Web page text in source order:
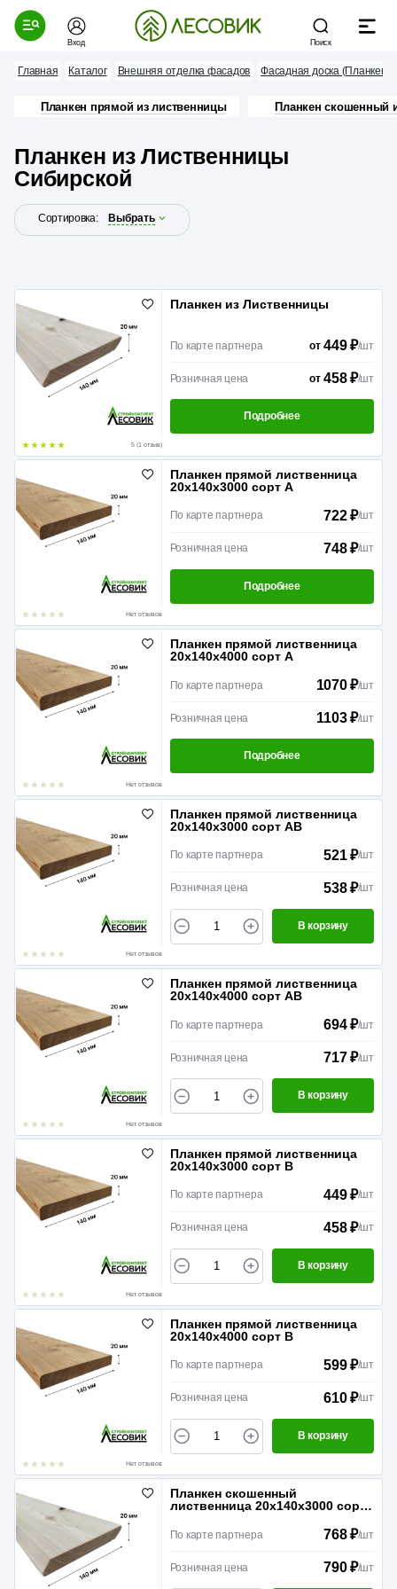
Вход Поиск
Главная Каталог Внешняя отделка фасадов Фасадная доска (Планкен)
Планкен прямой из лиственницы Планкен скошенный
Планкен из Лиственницы
Сибирской
Сортировка: Выбрать
5 (1 отзыв)
Планкен из Лиственницы
По карте партнера от449 ₽/шт
Розничная цена от458 ₽/шт
Подробнее
Нет отзывов
Планкен прямой лиственница
20х140х3000 сорт А
По карте партнера 722 ₽/шт
Розничная цена 748 ₽/шт
Подробнее
Нет отзывов
Планкен прямой лиственница
20х140х4000 сорт А
По карте партнера 1070 ₽/шт
Розничная цена 1103 ₽/шт
Подробнее
Нет отзывов
Планкен прямой лиственница
20х140х3000 сорт АВ
По карте партнера 521 ₽/шт
Розничная цена 538 ₽/шт
В корзину
Нет отзывов
Планкен прямой лиственница
20х140х4000 сорт АВ
По карте партнера 694 ₽/шт
Розничная цена 717 ₽/шт
В корзину
Нет отзывов
Планкен прямой лиственница
20х140х3000 сорт В
По карте партнера 449 ₽/шт
Розничная цена 458 ₽/шт
В корзину
Нет отзывов
Планкен прямой лиственница
20х140х4000 сорт В
По карте партнера 599 ₽/шт
Розничная цена 610 ₽/шт
В корзину
Планкен скошенный
лиственница 20х140х3000 сорт
По карте партнера 768 ₽/шт
Розничная цена 790 ₽/шт